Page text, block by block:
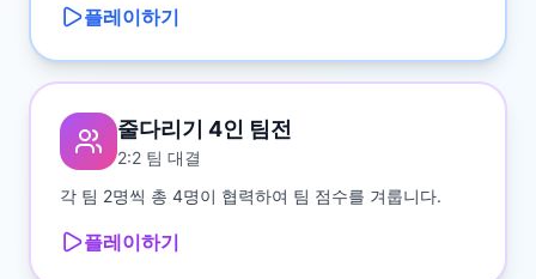
플레이하기
줄다리기 4인 팀전
2:2 팀 대결
각 팀 2명씩 총 4명이 협력하여 팀 점수를 겨룹니다.
플레이하기